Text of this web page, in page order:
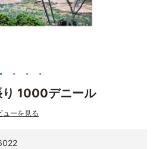
り 1000デニール
ューを見る